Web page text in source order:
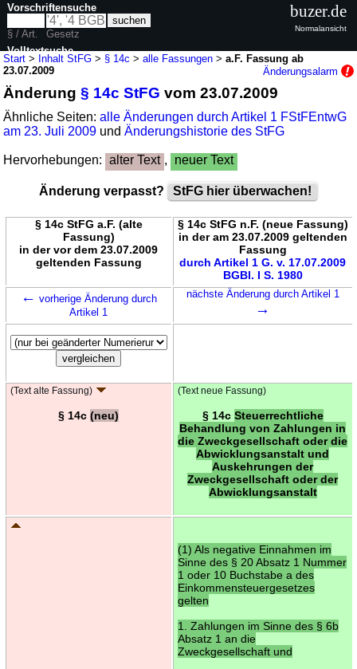
Start > Inhalt StFG > § 14c >alle Fassungen >a.F. Fassung ab
23.07.2009
Änderungsalarm
Änderung§ 14c StFG vom 23.07.2009
Ähnliche Seiten:alle Änderungen durch Artikel 1 FStFEntwG
am 23. Juli 2009 undÄnderungshistorie des StFG
Hervorhebungen: alter Text , neuer Text
Änderung verpasst? StFG hier überwachen!
§ 14c StFG a.F. (alte
Fassung)
in der vor dem 23.07.2009
geltenden Fassung
§ 14c StFG n.F. (neue Fassung)
in der am 23.07.2009 geltenden
Fassung
durch Artikel 1 G. v. 17.07.2009
BGBl. I S. 1980
← vorherige Änderung durch
Artikel 1
nächste Änderung durch Artikel 1
→
(Text alte Fassung)
§ 14c (neu)
(Text neue Fassung)
§ 14c Steuerrechtliche
Behandlung von Zahlungen in
die Zweckgesellschaft oder die
Abwicklungsanstalt und
Auskehrungen der
Zweckgesellschaft oder der
Abwicklungsanstalt
(1) Als negative Einnahmen im
Sinne des § 20 Absatz 1 Nummer
1 oder 10 Buchstabe a des
Einkommensteuergesetzes
gelten
1. Zahlungen im Sinne des § 6b
Absatz 1 an die
Zweckgesellschaft und
Vorschriftensuche
§ / Art.
Gesetz
Volltextsuche
buzer.de
Normalansicht